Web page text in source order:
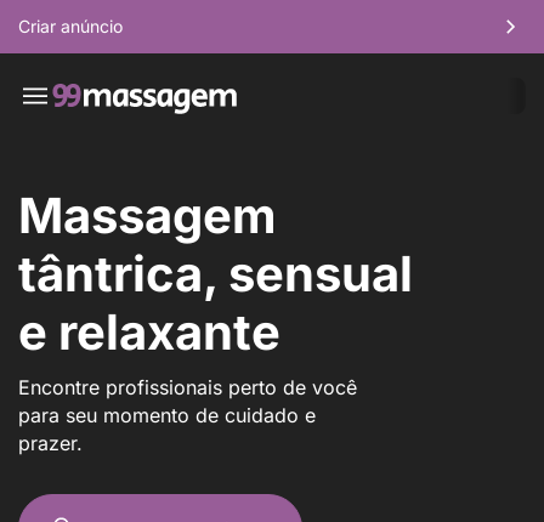
Criar anúncio
Massagem
tântrica, sensual
e relaxante
Encontre profissionais perto de você
para seu momento de cuidado e
prazer.